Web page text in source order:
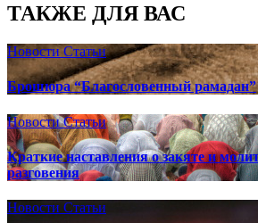
ТАКЖЕ ДЛЯ ВАС
НовостиСтатьи
Брошюра “Благословенный рамадан”
НовостиСтатьи
Краткие наставления о закяте и
разговения
Новости Статьи